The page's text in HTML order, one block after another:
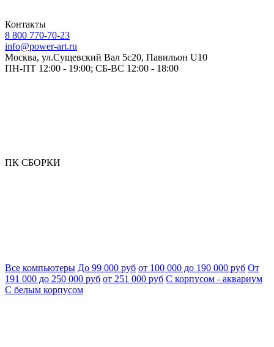
Контакты
8 800 770-70-23
info@power-art.ru
Москва, ул.Сущевский Вал 5с20, Павильон U10
ПН-ПТ 12:00 - 19:00; СБ-ВС 12:00 - 18:00
ПК СБОРКИ
Все компьютеры До 99 000 руб от 100 000 до 190 000 руб От
191 000 до 250 000 руб от 251 000 руб С корпусом - аквариум
С белым корпусом